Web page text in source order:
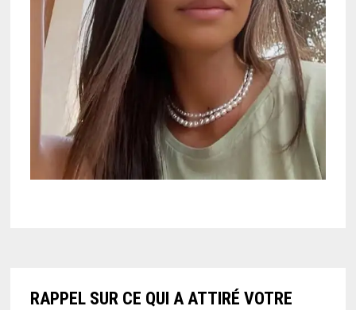
RAPPEL SUR CE QUI A ATTIRÉ VOTRE